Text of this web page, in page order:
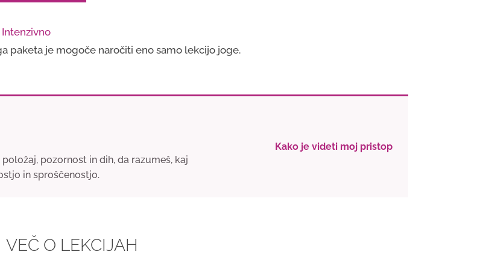
Intenzivno
paketa je mogoče naročiti eno samo lekcijo joge.
pozornost in dih, da razumeš, kaj
in sproščenostjo.
Kako je videti moj pristop
VEČ O LEKCIJAH